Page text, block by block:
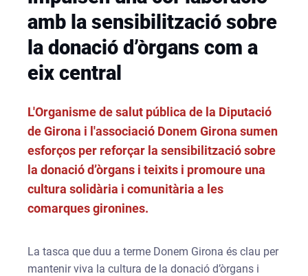
amb la sensibilització sobre
la donació d’òrgans com a
eix central
ENTRADILLA
L'Organisme de salut pública de la Diputació
de Girona i l'associació Donem Girona sumen
esforços per reforçar la sensibilització sobre
la donació d’òrgans i teixits i promoure una
cultura solidària i comunitària a les
comarques gironines.
La tasca que duu a terme Donem Girona és clau per
mantenir viva la cultura de la donació d’òrgans i